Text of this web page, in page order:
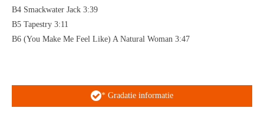
B4 Smackwater Jack 3:39
B5 Tapestry 3:11
B6 (You Make Me Feel Like) A Natural Woman 3:47
* Gradatie informatie